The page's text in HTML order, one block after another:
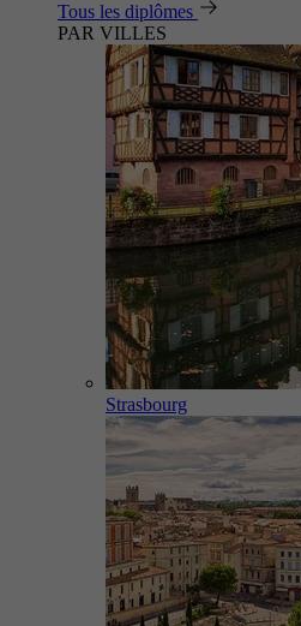
Tous les diplômes
PAR VILLES
Strasbourg